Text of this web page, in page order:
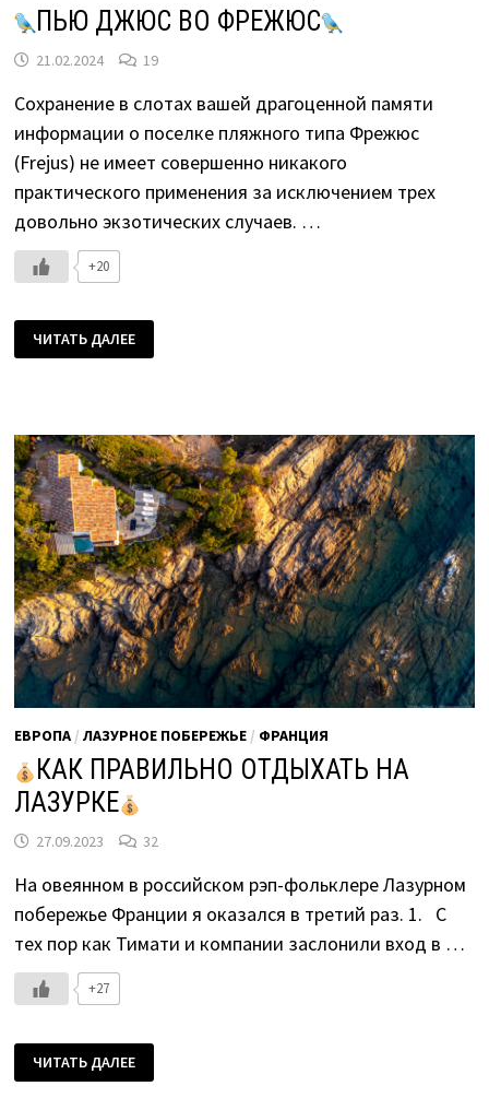
ПЬЮ ДЖЮС ВО ФРЕЖЮС
21.02.2024 19
Сохранение в слотах вашей драгоценной памяти
информации о поселке пляжного типа Фрежюс
(Frejus) не имеет совершенно никакого
практического применения за исключением трех
довольно экзотических случаев. …
+20
ПЬЮ
ДЖЮС
ЧИТАТЬ ДАЛЕЕ
ЕВРОПА /ЛАЗУРНОЕ ПОБЕРЕЖЬЕ / ФРАНЦИЯ
КАК ПРАВИЛЬНО ОТДЫХАТЬ НА
ЛАЗУРКЕ
27.09.2023 32
На овеянном в российском рэп-фольклере Лазурном
побережье Франции я оказался в третий раз. 1. С
тех пор как Тимати и компании заслонили вход в …
+27
КАК
ПРАВИЛЬНО
ЧИТАТЬ ДАЛЕЕ